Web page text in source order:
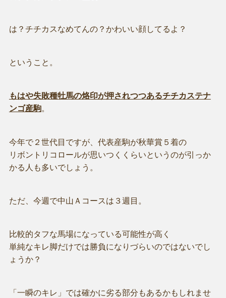
は？チチカスなめてんの？かわいい顔してるよ？
ということ。
もはや失敗種牡馬の烙印が押されつつあるチチカステナ
ンゴ産駒。
今年で２世代目ですが、代表産駒が秋華賞５着の
リボントリコロールが思いつくくらいというのが引っか
かる人も多いでしょう。
ただ、今週で中山Ａコースは３週目。
比較的タフな馬場になっている可能性が高く
単純なキレ脚だけでは勝負になりづらいのではないでし
ょうか？
「一瞬のキレ」では確かに劣る部分もあるかもしれませ